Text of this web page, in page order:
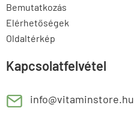
Bemutatkozás
Elérhetőségek
Oldaltérkép
Kapcsolatfelvétel
E info@vitaminstore.hu